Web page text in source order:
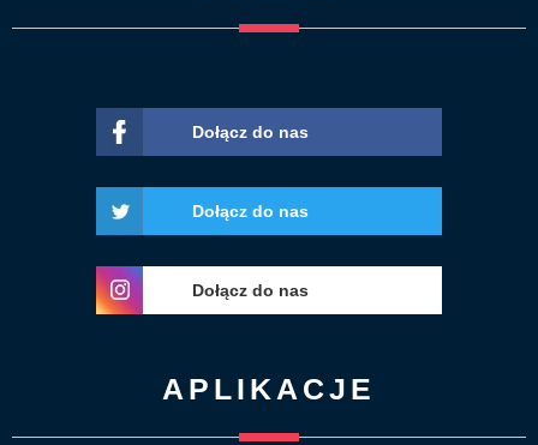
Dołącz do nas
Dołącz do nas
Dołącz do nas
APLIKACJE